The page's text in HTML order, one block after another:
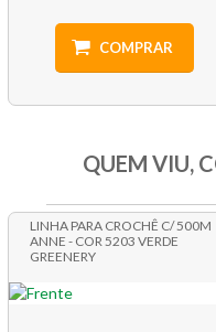
COMPRAR
QUEM VIU,
LINHA PARA CROCHÊ C/ 500M
ANNE - COR 5203 VERDE
GREENERY